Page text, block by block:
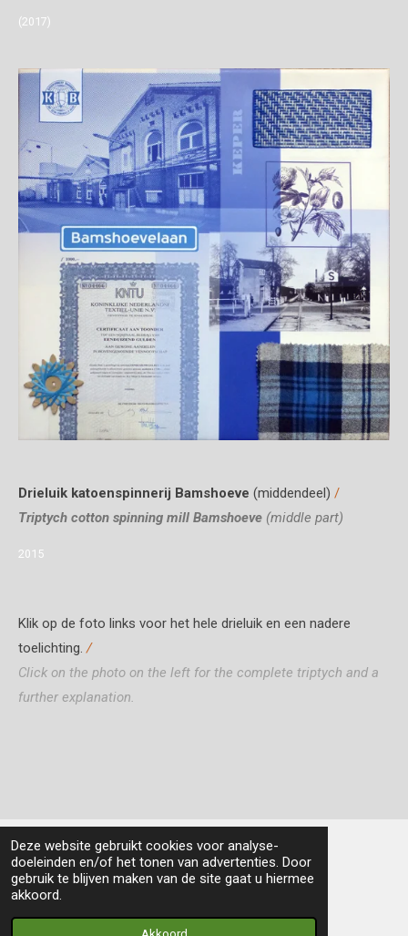
Deze website gebruikt cookies voor analyse-
doeleinden en/of het tonen van advertenties. Door
gebruik te blijven maken van de site gaat u hiermee
akkoord.
(2017)
Drieluik katoenspinnerij Bamshoeve (middendeel) /
Triptych cotton spinning mill Bamshoeve (middle part)
2015
Klik op de foto links voor het hele drieluik en een nadere
toelichting. /
Click on the photo on the left for the complete triptych and a
further explanation.
All text and images (unless mentioned otherwise)
© 2025 Willem Jager Art